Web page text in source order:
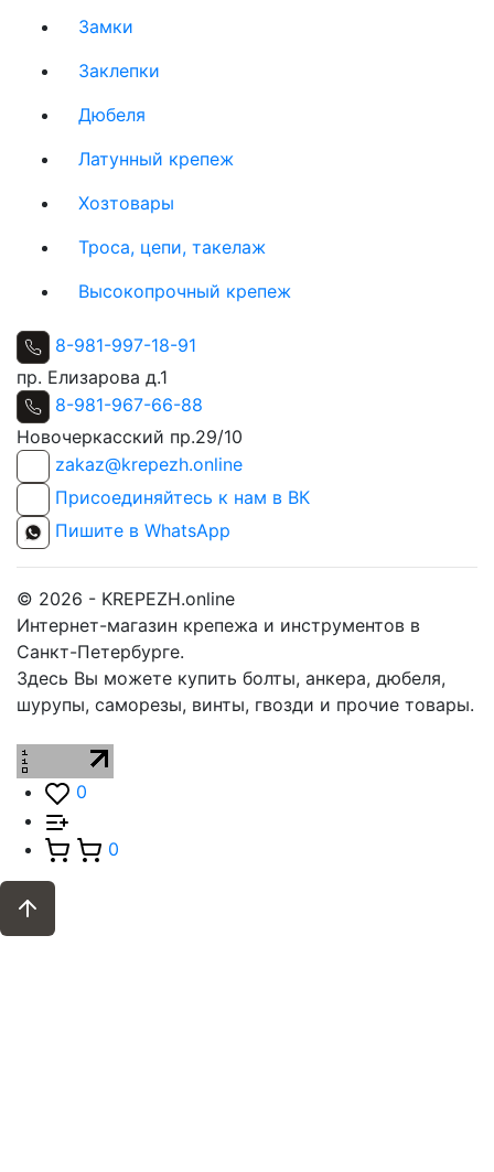
Замки
Заклепки
Дюбеля
Латунный крепеж
Хозтовары
Троса, цепи, такелаж
Высокопрочный крепеж
8-981-997-18-91
пр. Елизарова д.1
8-981-967-66-88
Новочеркасский пр.29/10
zakaz@krepezh.online
Присоединяйтесь к нам в ВК
Пишите в WhatsApp
© 2026 - KREPEZH.online
Интернет-магазин крепежа и инструментов в
Санкт-Петербурге.
Здесь Вы можете купить болты, анкера, дюбеля,
шурупы, саморезы, винты, гвозди и прочие товары.
0
0